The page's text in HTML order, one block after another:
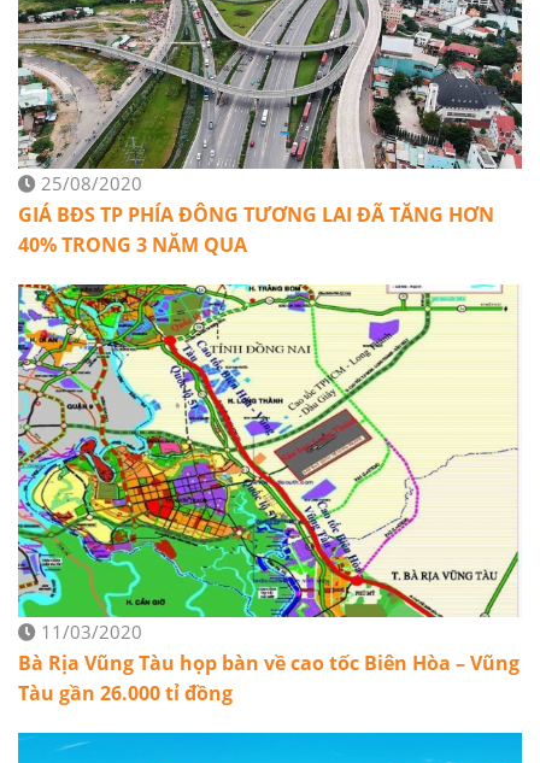
25/08/2020
GIÁ BĐS TP PHÍA ĐÔNG TƯƠNG LAI ĐÃ TĂNG HƠN
40% TRONG 3 NĂM QUA
11/03/2020
Bà Rịa Vũng Tàu họp bàn về cao tốc Biên Hòa – Vũng
Tàu gần 26.000 tỉ đồng